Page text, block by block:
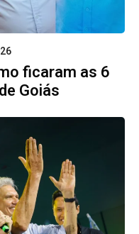
ficaram as 6
Goiás